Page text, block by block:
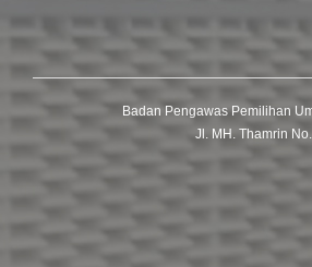
Badan Pengawas Pemilihan
Jl. MH. Thamrin